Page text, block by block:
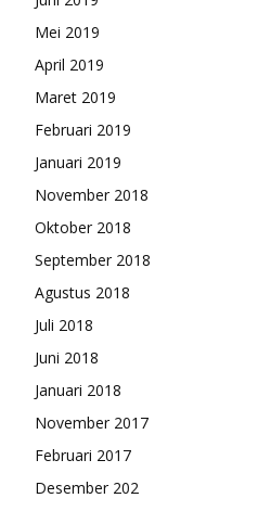
Mei 2019
April 2019
Maret 2019
Februari 2019
Januari 2019
November 2018
Oktober 2018
September 2018
Agustus 2018
Juli 2018
Juni 2018
Januari 2018
November 2017
Februari 2017
Desember 202